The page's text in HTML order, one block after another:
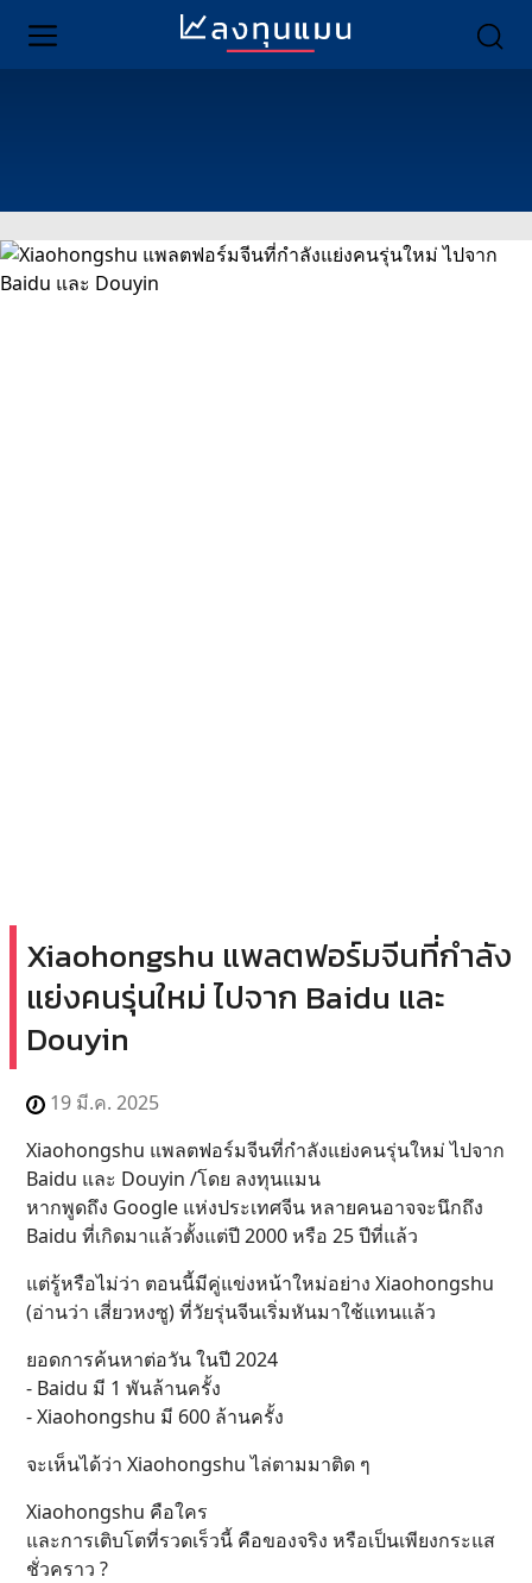
Xiaohongshu แพลตฟอร์มจีนที่กำลัง
แย่งคนรุ่นใหม่ ไปจาก Baidu และ
Douyin
19 มี.ค. 2025
Xiaohongshu แพลตฟอร์มจีนที่กำลังแย่งคนรุ่นใหม่ ไปจาก
Baidu และ Douyin /โดย ลงทุนแมน
หากพูดถึง Google แห่งประเทศจีน หลายคนอาจจะนึกถึง
Baidu ที่เกิดมาแล้วตั้งแต่ปี 2000 หรือ 25 ปีที่แล้ว
แต่รู้หรือไม่ว่า ตอนนี้มีคู่แข่งหน้าใหม่อย่าง Xiaohongshu
(อ่านว่า เสี่ยวหงซู) ที่วัยรุ่นจีนเริ่มหันมาใช้แทนแล้ว
ยอดการค้นหาต่อวัน ในปี 2024
- Baidu มี 1 พันล้านครั้ง
- Xiaohongshu มี 600 ล้านครั้ง
จะเห็นได้ว่า Xiaohongshu ไล่ตามมาติด ๆ
Xiaohongshu คือใคร
และการเติบโตที่รวดเร็วนี้ คือของจริง หรือเป็นเพียงกระแส
ชั่วคราว ?